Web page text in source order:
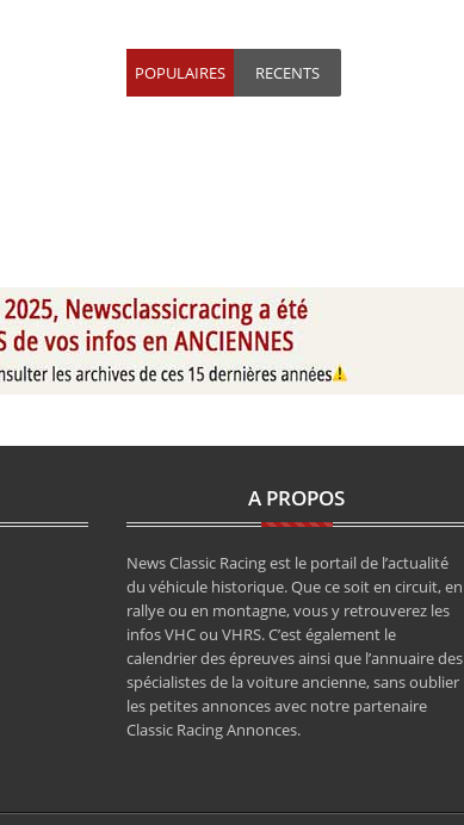
POPULAIRES RECENTS
A PROPOS
News Classic Racing est le portail de l’actualité
du véhicule historique. Que ce soit en circuit, en
rallye ou en montagne, vous y retrouverez les
infos VHC ou VHRS. C’est également le
calendrier des épreuves ainsi que l’annuaire des
spécialistes de la voiture ancienne, sans oublier
les petites annonces avec notre partenaire
Classic Racing Annonces.